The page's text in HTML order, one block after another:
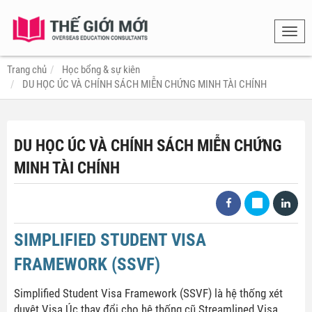
Trang chủ
Học bổng & sự kiên
DU HỌC ÚC VÀ CHÍNH SÁCH MIỄN CHỨNG MINH TÀI CHÍNH
DU HỌC ÚC VÀ CHÍNH SÁCH MIỄN CHỨNG
MINH TÀI CHÍNH
SIMPLIFIED STUDENT VISA
FRAMEWORK (SSVF)
Simplified Student Visa Framework (SSVF) là hệ thống xét